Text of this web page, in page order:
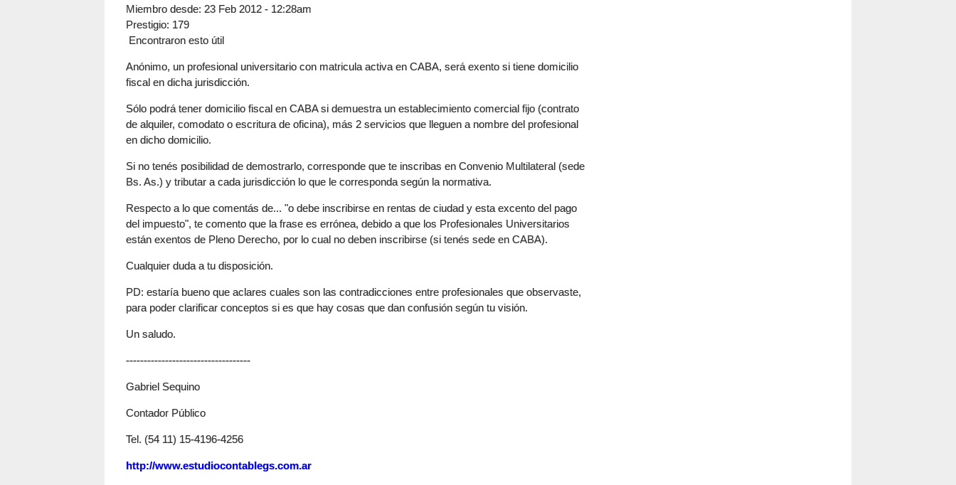
Miembro desde: 23 Feb 2012 - 12:28am
Prestigio: 179
Encontraron esto útil
Anónimo, un profesional universitario con matricula activa en CABA, será exento si tiene domicilio
fiscal en dicha jurisdicción.
Sólo podrá tener domicilio fiscal en CABA si demuestra un establecimiento comercial fijo (contrato
de alquiler, comodato o escritura de oficina), más 2 servicios que lleguen a nombre del profesional
en dicho domicilio.
Si no tenés posibilidad de demostrarlo, corresponde que te inscribas en Convenio Multilateral (sede
Bs. As.) y tributar a cada jurisdicción lo que le corresponda según la normativa.
Respecto a lo que comentás de... "o debe inscribirse en rentas de ciudad y esta excento del pago
del impuesto", te comento que la frase es errónea, debido a que los Profesionales Universitarios
están exentos de Pleno Derecho, por lo cual no deben inscribirse (si tenés sede en CABA).
Cualquier duda a tu disposición.
PD: estaría bueno que aclares cuales son las contradicciones entre profesionales que observaste,
para poder clarificar conceptos si es que hay cosas que dan confusión según tu visión.
Un saludo.
-----------------------------------
Gabriel Sequino
Contador Público
Tel. (54 11) 15-4196-4256
http://www.estudiocontablegs.com.ar